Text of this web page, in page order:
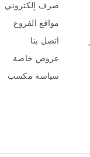
صرف إلكتروني
مواقع الفروع
اتصل بنا
عروض خاصة
سياسة مكسب